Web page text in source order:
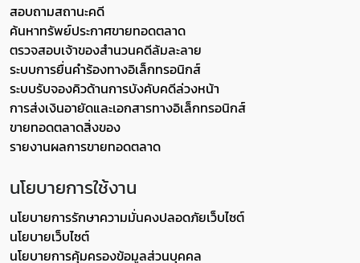
สอบถามสถานะคดี
ค้นหาทรัพย์ประกาศขายทอดตลาด
ตรวจสอบเจ้าของสำนวนคดีล้มละลาย
ระบบการยื่นคำร้องทางอิเล็กทรอนิกส์
ระบบรับจองคิวด้านการบังคับคดีล่วงหน้า
การส่งเงินอายัดและเอกสารทางอิเล็กทรอนิกส์
ขายทอดตลาดสิ่งของ
รายงานผลการขายทอดตลาด
นโยบายการใช้งาน
นโยบายการรักษาความมั่นคงปลอดภัยเว็บไซต์
นโยบายเว็บไซต์
นโยบายการคุ้มครองข้อมูลส่วนบุคคล